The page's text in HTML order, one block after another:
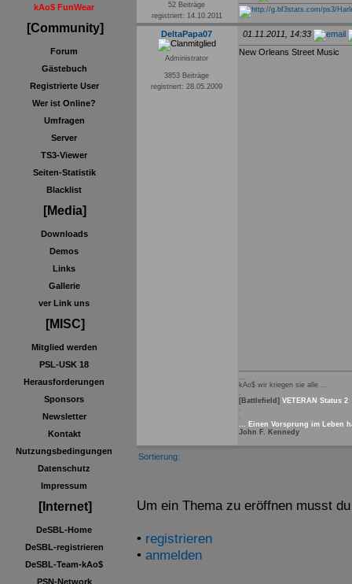
kAo$ FunWear
[Community]
Forum
Gästebuch
Registrierte User
Wer ist Online?
Umfragen
Server
TS3-Viewer
Seiten-Statistik
Blacklist
[Media]
Downloads
Demos
Links
Gallerie
ver Link uns
[MISC]
Mitglied werden
PSL-USK 18
Herausforderungen
Sponsors
Newsletter
Kontakt
Nutzungsbedingungen
Datenschutz
Impressum
[Internet]
DeSBL-Home
DeSBL-registrieren
DeSBL-Team-kAo$
PSN-Network
52 Beiträge
registriert: 14.10.2011
DeltaPapa07
Administrator
3853 Beiträge
registriert: 28.05.2009
01.11.2011, 14:33
New Orleans Street Music
...
kAo$ wir kriegen sie alle ...
.
[Battlefield] VETERAN Status 2
.
.
... Einen Vorsprung im Leben
John F. Kennedy
Sortierung:
Um ein Thema zu eröffnen musst
• registrieren
• anmelden